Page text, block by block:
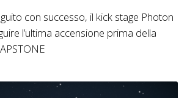
con successo, il kick stage Photon
l’ultima accensione prima della